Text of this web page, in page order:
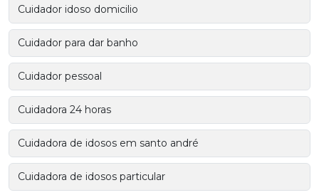
Cuidador idoso domicilio
Cuidador para dar banho
Cuidador pessoal
Cuidadora 24 horas
Cuidadora de idosos em santo andré
Cuidadora de idosos particular